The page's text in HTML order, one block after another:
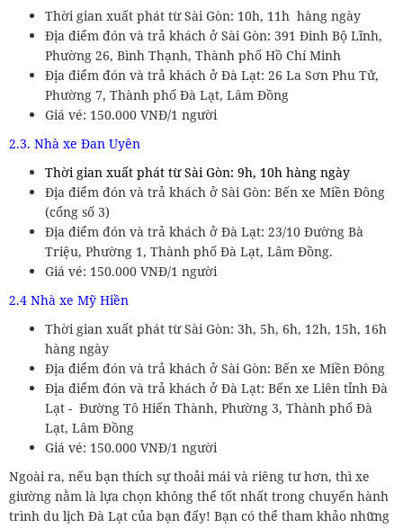
Thời gian xuất phát từ Sài Gòn: 10h, 11h hàng ngày
Địa điểm đón và trả khách ở Sài Gòn: 391 Đinh Bộ Lĩnh,
Phường 26, Bình Thạnh, Thành phố Hồ Chí Minh
Địa điểm đón và trả khách ở Đà Lạt: 26 La Sơn Phu Tử,
Phường 7, Thành phố Đà Lạt, Lâm Đồng
Giá vé: 150.000 VNĐ/1 người
2.3. Nhà xe Đan Uyên
Thời gian xuất phát từ Sài Gòn: 9h, 10h hàng ngày
Địa điểm đón và trả khách ở Sài Gòn: Bến xe Miền Đông
(cổng số 3)
Địa điểm đón và trả khách ở Đà Lạt: 23/10 Đường Bà
Triệu, Phường 1, Thành phố Đà Lạt, Lâm Đồng.
Giá vé: 150.000 VNĐ/1 người
2.4 Nhà xe Mỹ Hiền
Thời gian xuất phát từ Sài Gòn: 3h, 5h, 6h, 12h, 15h, 16h
hàng ngày
Địa điểm đón và trả khách ở Sài Gòn: Bến xe Miền Đông
Địa điểm đón và trả khách ở Đà Lạt: Bến xe Liên tỉnh Đà
Lạt - Đường Tô Hiến Thành, Phường 3, Thành phố Đà
Lạt, Lâm Đồng
Giá vé: 150.000 VNĐ/1 người
Ngoài ra, nếu bạn thích sự thoải mái và riêng tư hơn, thì xe
giường nằm là lựa chọn không thể tốt nhất trong chuyến hành
trình du lịch Đà Lạt của bạn đấy! Bạn có thể tham khảo những